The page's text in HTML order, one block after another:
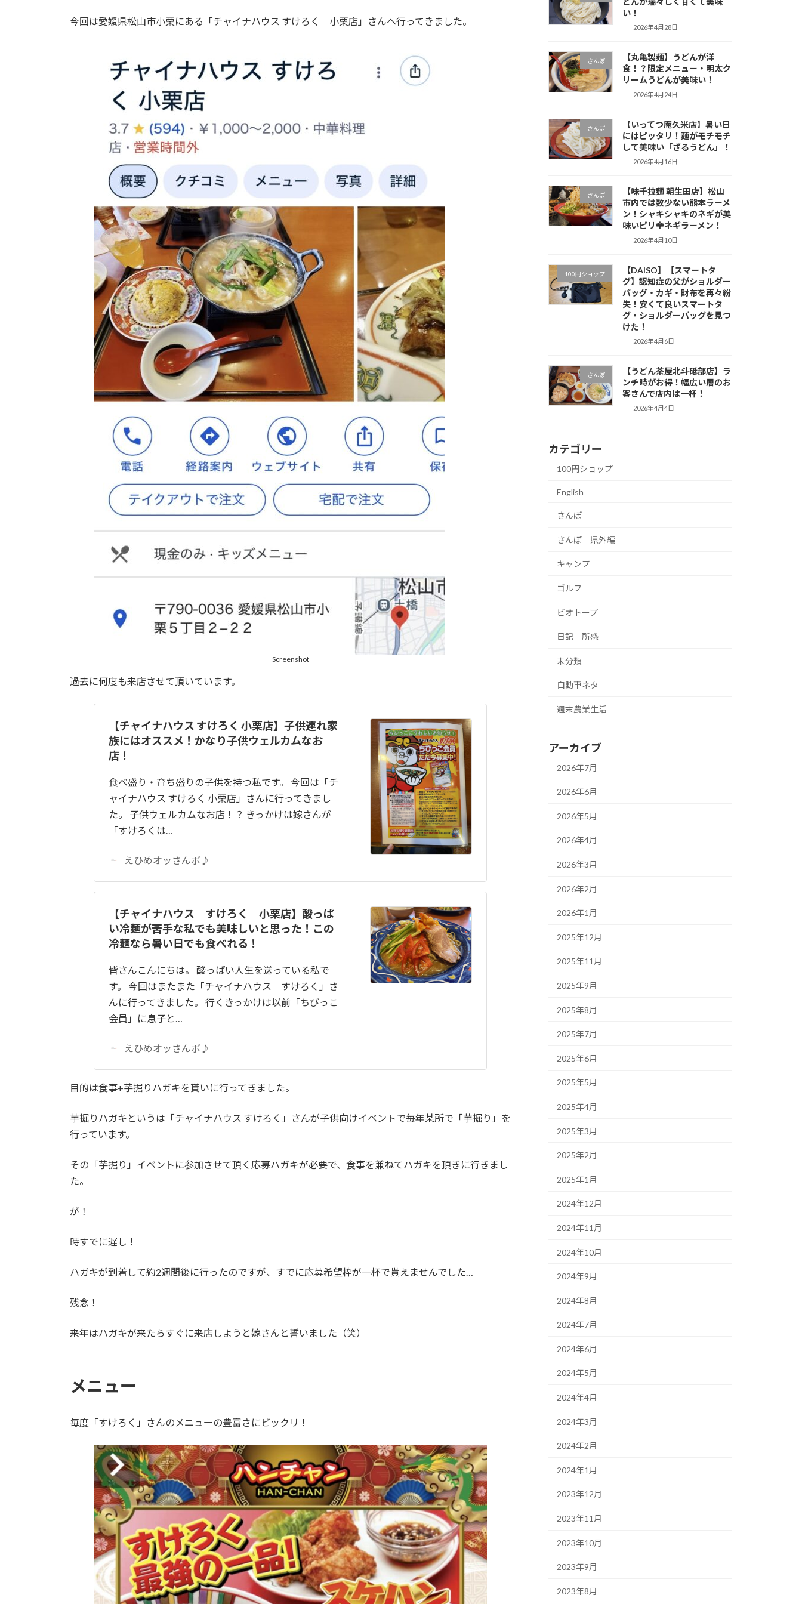
今回は愛媛県松山市小栗にある「チャイナハウス すけろく 小栗店」さんへ行ってきました。
Screenshot
過去に何度も来店させて頂いています。
【チャイナハウス すけろく 小栗店】子供連れ家
族にはオススメ！かなり子供ウェルカムなお
店！
食べ盛り・育ち盛りの子供を持つ私です。 今回は「チ
ャイナハウス すけろく 小栗店」さんに行ってきまし
た。 子供ウェルカムなお店！？ きっかけは嫁さんが
「すけろくは…
えひめオッさんポ♪
【チャイナハウス すけろく 小栗店】酸っぱ
い冷麺が苦手な私でも美味しいと思った！この
冷麺なら暑い日でも食べれる！
皆さんこんにちは。 酸っぱい人生を送っている私で
す。 今回はまたまた「チャイナハウス すけろく」さ
んに行ってきました。 行くきっかけは以前「ちびっこ
会員」に息子と…
えひめオッさんポ♪
目的は食事+芋掘りハガキを貰いに行ってきました。
芋掘りハガキというは「チャイナハウス すけろく」さんが子供向けイベントで毎年某所で「芋掘り」を
行っています。
その「芋掘り」イベントに参加させて頂く応募ハガキが必要で、食事を兼ねてハガキを頂きに行きまし
た。
が！
時すでに遅し！
ハガキが到着して約2週間後に行ったのですが、すでに応募希望枠が一杯で貰えませんでした…
残念！
来年はハガキが来たらすぐに来店しようと嫁さんと誓いました（笑）
メニュー
毎度「すけろく」さんのメニューの豊富さにビックリ！
い！
2026年4月28日
さんぽ
【丸亀製麺】うどんが洋
食！？限定メニュー・明太ク
リームうどんが美味い！
2026年4月24日
さんぽ
【いってつ庵久米店】暑い日
にはピッタリ！麺がモチモチ
して美味い「ざるうどん」！
2026年4月16日
さんぽ
【味千拉麺 朝生田店】松山
市内では数少ない熊本ラーメ
ン！シャキシャキのネギが美
味いピリ辛ネギラーメン！
2026年4月10日
100円ショップ
【DAISO】【スマートタ
グ】認知症の父がショルダー
バッグ・カギ・財布を再々紛
失！安くて良いスマートタ
グ・ショルダーバッグを見つ
けた！
2026年4月6日
さんぽ
【うどん茶屋北斗砥部店】ラ
ンチ時がお得！幅広い層のお
客さんで店内は一杯！
2026年4月4日
カテゴリー
100円ショップ
English
さんぽ
さんぽ 県外編
キャンプ
ゴルフ
ビオトープ
日記 所感
未分類
自動車ネタ
週末農業生活
アーカイブ
2026年7月
2026年6月
2026年5月
2026年4月
2026年3月
2026年2月
2026年1月
2025年12月
2025年11月
2025年9月
2025年8月
2025年7月
2025年6月
2025年5月
2025年4月
2025年3月
2025年2月
2025年1月
2024年12月
2024年11月
2024年10月
2024年9月
2024年8月
2024年7月
2024年6月
2024年5月
2024年4月
2024年3月
2024年2月
2024年1月
2023年12月
2023年11月
2023年10月
2023年9月
2023年8月